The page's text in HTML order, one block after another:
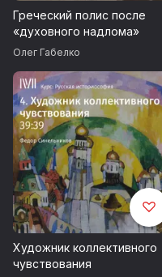
Греческий полис после
«духовного надлома»
Олег Габелко
Художник коллективного
чувствования